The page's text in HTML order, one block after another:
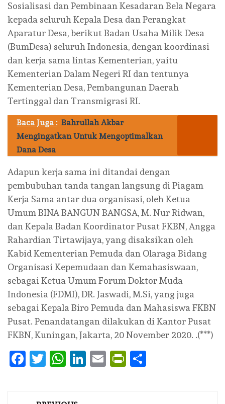
Sosialisasi dan Pembinaan Kesadaran Bela Negara
kepada seluruh Kepala Desa dan Perangkat
Aparatur Desa, berikut Badan Usaha Milik Desa
(BumDesa) seluruh Indonesia, dengan koordinasi
dan kerja sama lintas Kementerian, yaitu
Kementerian Dalam Negeri RI dan tentunya
Kementerian Desa, Pembangunan Daerah
Tertinggal dan Transmigrasi RI.
Baca Juga : Bahrullah Akbar
Mengingatkan Untuk Mengoptimalkan
Dana Desa
Adapun kerja sama ini ditandai dengan
pembubuhan tanda tangan langsung di Piagam
Kerja Sama antar dua organisasi, oleh Ketua
Umum BINA BANGUN BANGSA, M. Nur Ridwan,
dan Kepala Badan Koordinator Pusat FKBN, Angga
Rahardian Tirtawijaya, yang disaksikan oleh
Kabid Kementerian Pemuda dan Olaraga Bidang
Organisasi Kepemudaan dan Kemahasiswaan,
sebagai Ketua Umum Forum Doktor Muda
Indonesia (FDMI), DR. Jaswadi, M.Si, yang juga
sebagai Kepala Biro Pemuda dan Mahasiswa FKBN
Pusat. Penandatangan dilakukan di Kantor Pusat
FKBN, Kuningan, Jakarta, 20 November 2020. .(***)
Facebook
Twitter
WhatsApp
LinkedIn
EmailPrintFriendly